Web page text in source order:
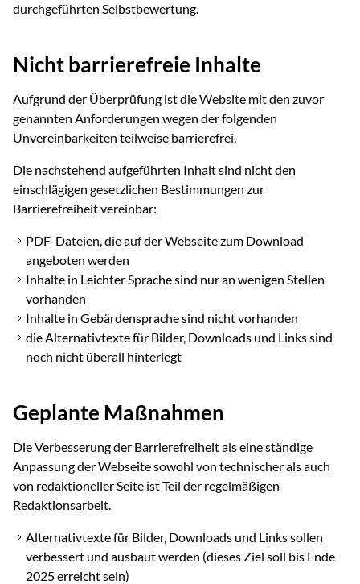
durchgeführten Selbstbewertung.
Nicht barrierefreie Inhalte
Aufgrund der Überprüfung ist die Website mit den zuvor
genannten Anforderungen wegen der folgenden
Unvereinbarkeiten teilweise barrierefrei.
Die nachstehend aufgeführten Inhalt sind nicht den
einschlägigen gesetzlichen Bestimmungen zur
Barrierefreiheit vereinbar:
PDF-Dateien, die auf der Webseite zum Download
angeboten werden
Inhalte in Leichter Sprache sind nur an wenigen Stellen
vorhanden
Inhalte in Gebärdensprache sind nicht vorhanden
die Alternativtexte für Bilder, Downloads und Links sind
noch nicht überall hinterlegt
Geplante Maßnahmen
Die Verbesserung der Barrierefreiheit als eine ständige
Anpassung der Webseite sowohl von technischer als auch
von redaktioneller Seite ist Teil der regelmäßigen
Redaktionsarbeit.
Alternativtexte für Bilder, Downloads und Links sollen
verbessert und ausbaut werden (dieses Ziel soll bis Ende
2025 erreicht sein)